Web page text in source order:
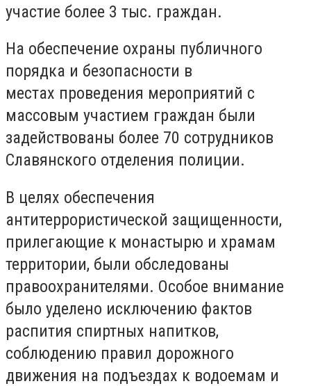
участие более 3 тыс. граждан.
На обеспечение охраны публичного
порядка и безопасности в
местах проведения мероприятий с
массовым участием граждан были
задействованы более 70 сотрудников
Славянского отделения полиции.
В целях обеспечения
антитеррористической защищенности,
прилегающие к монастырю и храмам
территории, были обследованы
правоохранителями. Особое внимание
было уделено исключению фактов
распития спиртных напитков,
соблюдению правил дорожного
движения на подъездах к водоемам и